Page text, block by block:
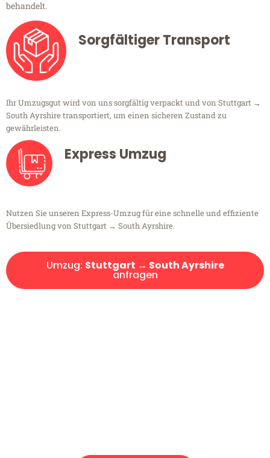
behandelt.
Sorgfältiger Transport
Ihr Umzugsgut wird von uns sorgfältig verpackt und von Stuttgart →
South Ayrshire transportiert, um einen sicheren Zustand zu
gewährleisten.
Express Umzug
Nutzen Sie unseren Express-Umzug für eine schnelle und effiziente
Übersiedlung von Stuttgart → South Ayrshire.
Umzug: Stuttgart → South Ayrshire
anfragen